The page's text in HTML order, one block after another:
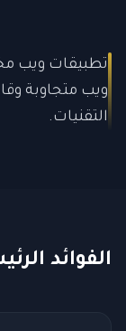
تطبيقات ويب
ويب متجاوبة
التقنيات.
الفوائد